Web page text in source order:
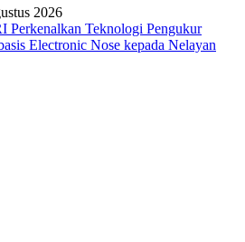
2026
Teknologi Pengukur
Electronic Nose kepada Nelayan